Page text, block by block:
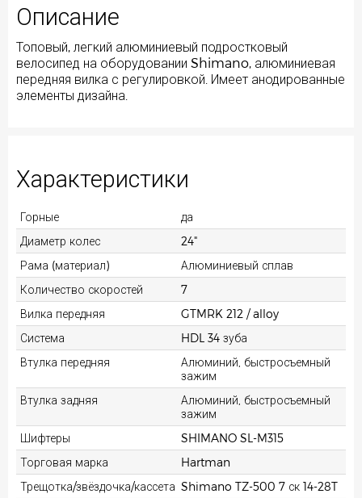
Описание
Топовый, легкий алюминиевый подростковый
велосипед на оборудовании Shimano, алюминиевая
передняя вилка с регулировкой. Имеет анодированные
элементы дизайна.
Характеристики
Горные
да
Диаметр колес
24"
Рама (материал)
Алюминиевый сплав
Количество скоростей
7
Вилка передняя
GTMRK 212 / alloy
Система
HDL 34 зуба
Втулка передняя
Алюминий, быстросъемный
зажим
Втулка задняя
Алюминий, быстросъемный
зажим
Шифтеры
SHIMANO SL-M315
Торговая марка
Hartman
Трещотка/звёздочка/кассета Shimano TZ-500 7 ск 14-28T